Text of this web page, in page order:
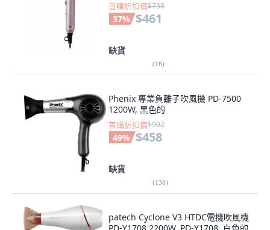
首購折扣價$738
37% $461
缺貨
(16)
Phenix 專業負離子吹風機 PD-7500
1200W, 黑色的
首購折扣價$902
49% $458
缺貨
(138)
patech Cyclone V3 HTDC電機吹風機